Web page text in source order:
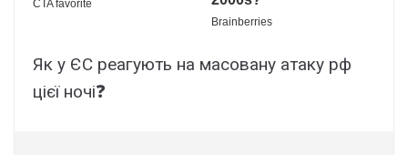
Як у ЄС реагують на масовану атаку рф
цієї ночі❓